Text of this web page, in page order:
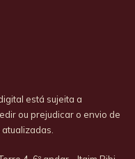
está sujeita a
ou prejudicar o envio de